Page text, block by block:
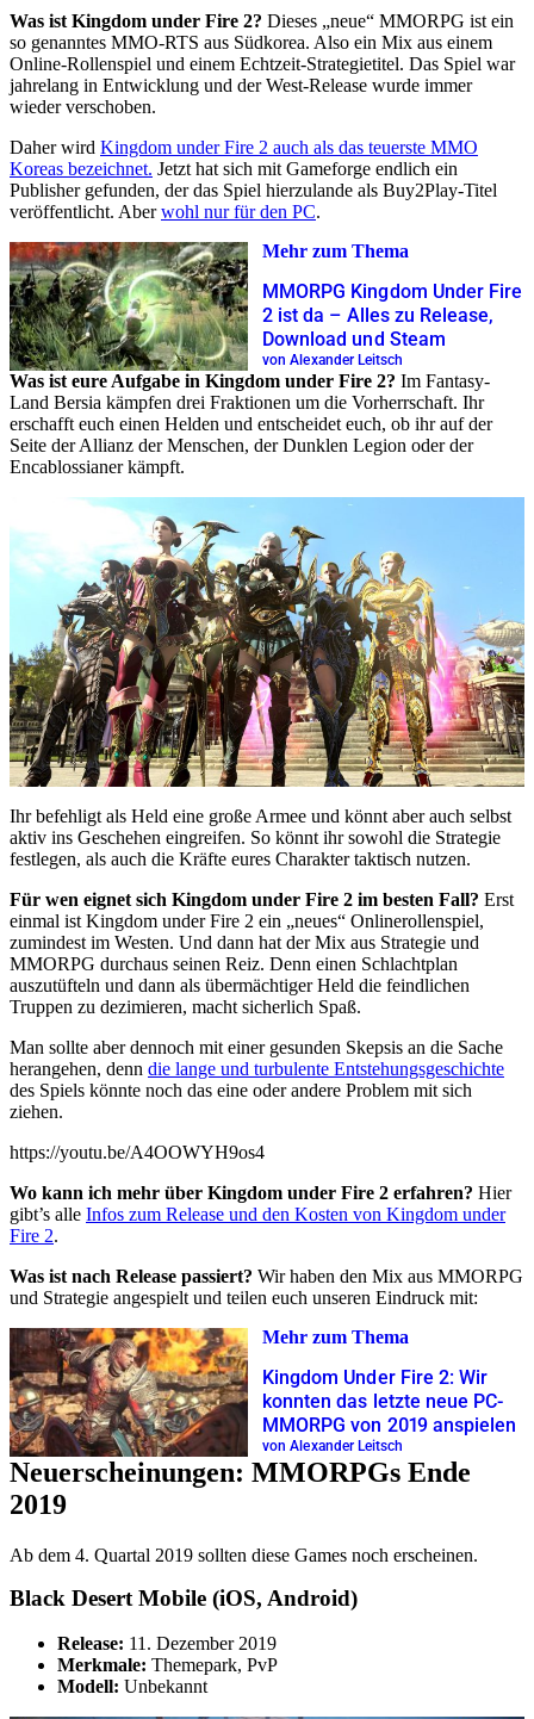
Was ist Kingdom under Fire 2? Dieses „neue“ MMORPG ist ein
so genanntes MMO-RTS aus Südkorea. Also ein Mix aus einem
Online-Rollenspiel und einem Echtzeit-Strategietitel. Das Spiel war
jahrelang in Entwicklung und der West-Release wurde immer
wieder verschoben.
Daher wird Kingdom under Fire 2 auch als das teuerste MMO
Koreas bezeichnet. Jetzt hat sich mit Gameforge endlich ein
Publisher gefunden, der das Spiel hierzulande als Buy2Play-Titel
veröffentlicht. Aberwohl nur für den PC.
Mehr zum Thema
MMORPG Kingdom Under Fire
2 ist da – Alles zu Release,
Download und Steam
von Alexander Leitsch
Was ist eure Aufgabe in Kingdom under Fire 2? Im Fantasy-
Land Bersia kämpfen drei Fraktionen um die Vorherrschaft. Ihr
erschafft euch einen Helden und entscheidet euch, ob ihr auf der
Seite der Allianz der Menschen, der Dunklen Legion oder der
Encablossianer kämpft.
Ihr befehligt als Held eine große Armee und könnt aber auch selbst
aktiv ins Geschehen eingreifen. So könnt ihr sowohl die Strategie
festlegen, als auch die Kräfte eures Charakter taktisch nutzen.
Für wen eignet sich Kingdom under Fire 2 im besten Fall? Erst
einmal ist Kingdom under Fire 2 ein „neues“ Onlinerollenspiel,
zumindest im Westen. Und dann hat der Mix aus Strategie und
MMORPG durchaus seinen Reiz. Denn einen Schlachtplan
auszutüfteln und dann als übermächtiger Held die feindlichen
Truppen zu dezimieren, macht sicherlich Spaß.
Man sollte aber dennoch mit einer gesunden Skepsis an die Sache
herangehen, denn die lange und turbulente Entstehungsgeschichte
des Spiels könnte noch das eine oder andere Problem mit sich
ziehen.
https://youtu.be/A4OOWYH9os4
Wo kann ich mehr über Kingdom under Fire 2 erfahren? Hier
gibt’s alle Infos zum Release und den Kosten von Kingdom under
Fire 2.
Was ist nach Release passiert? Wir haben den Mix aus MMORPG
und Strategie angespielt und teilen euch unseren Eindruck mit:
Mehr zum Thema
Kingdom Under Fire 2: Wir
konnten das letzte neue PC-
MMORPG von 2019 anspielen
von Alexander Leitsch
Neuerscheinungen: MMORPGs Ende
2019
Ab dem 4. Quartal 2019 sollten diese Games noch erscheinen.
Black Desert Mobile (iOS, Android)
Release: 11. Dezember 2019
Merkmale: Themepark, PvP
Modell: Unbekannt